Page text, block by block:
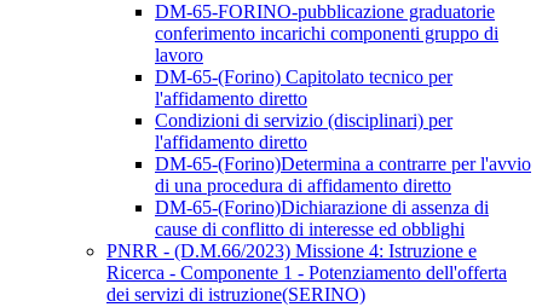
DM-65-FORINO-pubblicazione graduatorie
conferimento incarichi componenti gruppo di
lavoro
DM-65-(Forino) Capitolato tecnico per
l'affidamento diretto
Condizioni di servizio (disciplinari) per
l'affidamento diretto
DM-65-(Forino)Determina a contrarre per l'avvio
di una procedura di affidamento diretto
DM-65-(Forino)Dichiarazione di assenza di
cause di conflitto di interesse ed obblighi
PNRR - (D.M.66/2023) Missione 4: Istruzione e
Ricerca - Componente 1 - Potenziamento dell'offerta
dei servizi di istruzione(SERINO)